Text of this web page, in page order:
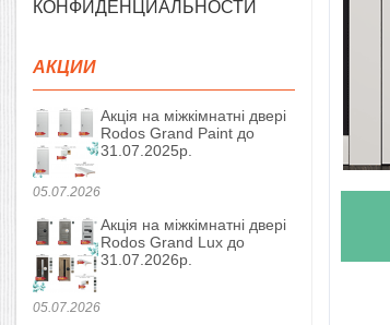
КОНФИДЕНЦИАЛЬНОСТИ
АКЦИИ
05.07.2026
Акція на міжкімнатні двері
Rodos Grand Paint до
31.07.2025р.
05.07.2026
Акція на міжкімнатні двері
Rodos Grand Lux до
31.07.2026р.